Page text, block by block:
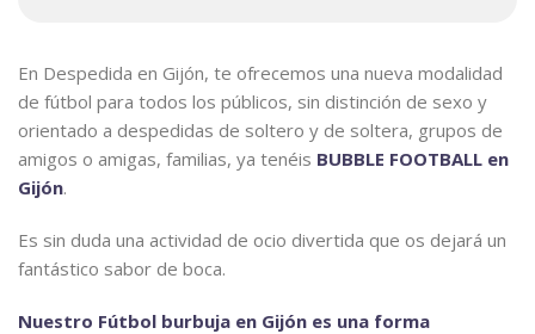
En Despedida en Gijón, te ofrecemos una nueva modalidad
de fútbol para todos los públicos, sin distinción de sexo y
orientado a despedidas de soltero y de soltera, grupos de
amigos o amigas, familias, ya tenéis BUBBLE FOOTBALL en
Gijón.
Es sin duda una actividad de ocio divertida que os dejará un
fantástico sabor de boca.
Nuestro Fútbol burbuja en Gijón es una forma